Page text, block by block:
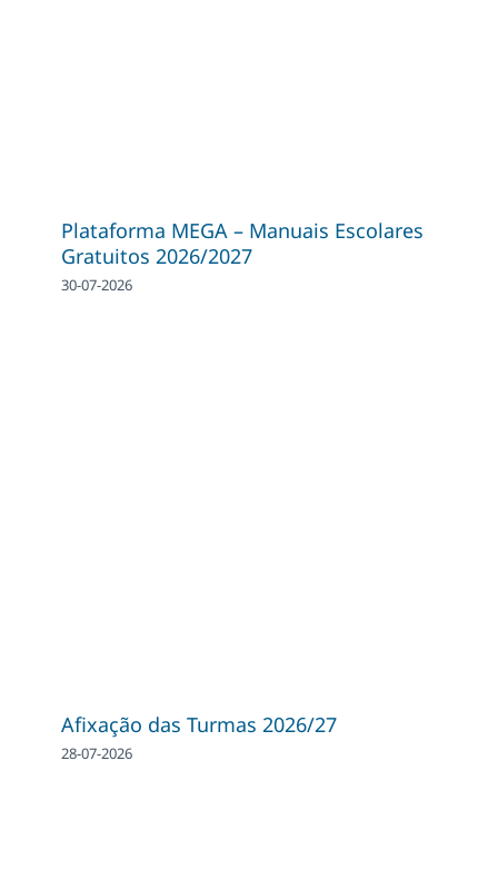
Plataforma MEGA – Manuais Escolares
Gratuitos 2026/2027
30-07-2026
Afixação das Turmas 2026/27
28-07-2026